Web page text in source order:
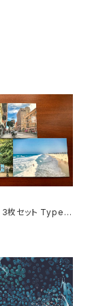
3枚セット Type-